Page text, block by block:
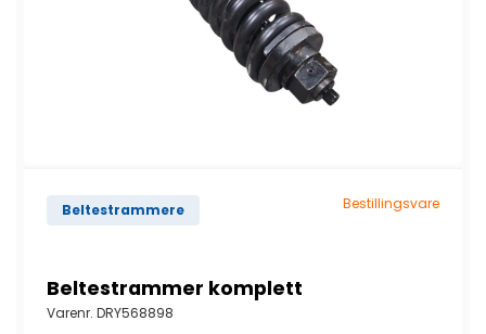
Beltestrammere Bestillingsvare
Beltestrammer komplett
Varenr. DRY568898